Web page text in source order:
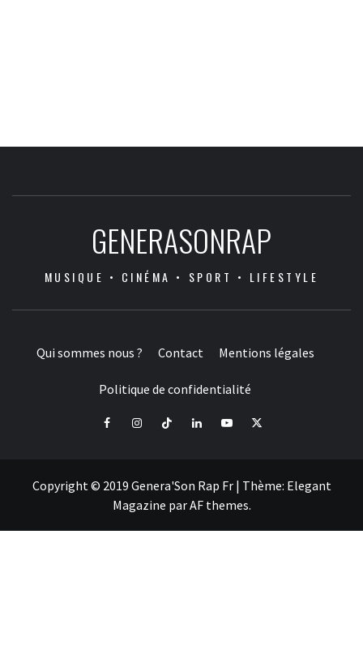
GENERASONRAP
MUSIQUE • CINÉMA • SPORT • LIFESTYLE
Qui sommes nous ? Contact Mentions légales
Politique de confidentialité
FacebookInstagramTiktok LinkedInYoutube
X
Copyright © 2019 Genera'Son Rap Fr | Thème: Elegant
Magazine parAF themes.